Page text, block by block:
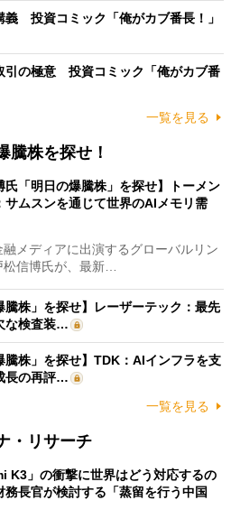
義 投資コミック「俺がカブ番長！」
引の極意 投資コミック「俺がカブ番
一覧を見る
騰株を探せ！
氏「明日の爆騰株」を探せ】トーメン
サムスンを通じて世界のAIメモリ需
メディアに出演するグローバルリン
信博氏が、最新…
騰株」を探せ】レーザーテック：最先
な検査装…
騰株」を探せ】TDK：AIインフラを支
長の再評…
一覧を見る
・リサーチ
K3」の衝撃に世界はどう対応するの
長官が検討する「蒸留を行う中国